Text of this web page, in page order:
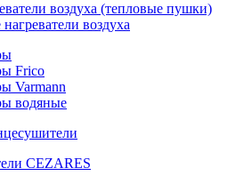
воздуха (тепловые пушки)
воздуха
Frico
Varmann
водяные
CEZARES